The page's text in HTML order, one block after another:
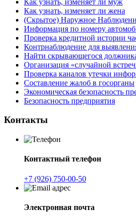
Как узнать, изменяет ли жена
(Скрытое) Наружное
Информация по номеру
Проверка кредитной истории
Контрнаблюдение для
Найти скрывающегося
Организация «случайной
Проверка каналов утечки
Составление жалоб в госорганы
Экономическая безопасность
Безопасность предприятия
Контакты
Контактный телефон
+7 (926) 750-00-50
Электронная почта